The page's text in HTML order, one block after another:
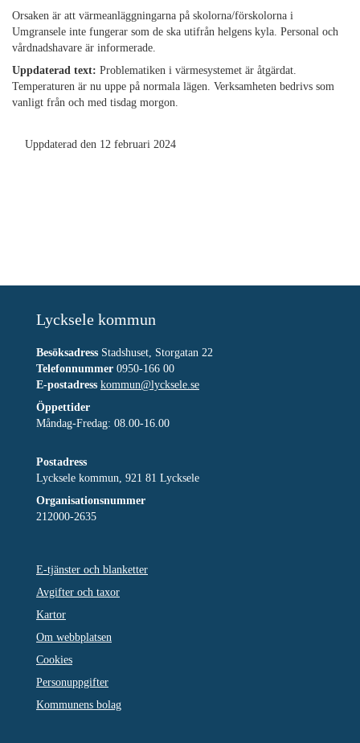
Orsaken är att värmeanläggningarna på skolorna/förskolorna i
Umgransele inte fungerar som de ska utifrån helgens kyla. Personal och
vårdnadshavare är informerade.
Uppdaterad text: Problematiken i värmesystemet är åtgärdat.
Temperaturen är nu uppe på normala lägen. Verksamheten bedrivs som
vanligt från och med tisdag morgon.
Uppdaterad den 12 februari 2024
Lycksele kommun
Besöksadress Stadshuset, Storgatan 22
Telefonnummer 0950-166 00
E-postadress kommun@lycksele.se
Öppettider
Måndag-Fredag: 08.00-16.00
Postadress
Lycksele kommun, 921 81 Lycksele
Organisationsnummer
212000-2635
E-tjänster och blanketter
Avgifter och taxor
Kartor
Om webbplatsen
Cookies
Personuppgifter
Kommunens bolag